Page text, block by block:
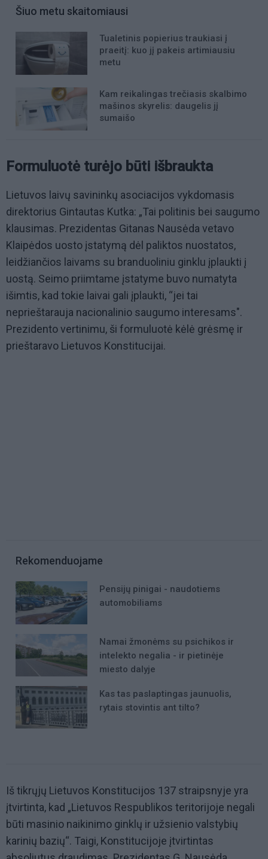
Šiuo metu skaitomiausi
Tualetinis popierius traukiasi į
praeitį: kuo jį pakeis artimiausiu
metu
Kam reikalingas trečiasis skalbimo
mašinos skyrelis: daugelis jį
sumaišo
Formuluotė turėjo būti išbraukta
Lietuvos laivų savininkų asociacijos vykdomasis
direktorius Gintautas Kutka: „Tai politinis bei saugumo
klausimas. Prezidentas Gitanas Nausėda vetavo
Klaipėdos uosto įstatymą dėl paliktos nuostatos,
leidžiančios laivams su branduoliniu ginklu įplaukti į
uostą. Seimo priimtame įstatyme buvo numatyta
išimtis, kad tokie laivai gali įplaukti, “jei tai
neprieštarauja nacionalinio saugumo interesams".
Prezidento vertinimu, ši formuluotė kėlė grėsmę ir
prieštaravo Lietuvos Konstitucijai.
Rekomenduojame
Pensijų pinigai - naudotiems
automobiliams
Namai žmonėms su psichikos ir
intelekto negalia - ir pietinėje
miesto dalyje
Kas tas paslaptingas jaunuolis,
rytais stovintis ant tilto?
Iš tikrųjų Lietuvos Konstitucijos 137 straipsnyje yra
įtvirtinta, kad „Lietuvos Respublikos teritorijoje negali
būti masinio naikinimo ginklų ir užsienio valstybių
karinių bazių“. Taigi, Konstitucijoje įtvirtintas